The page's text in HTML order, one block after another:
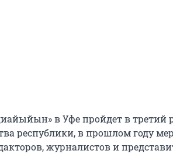
в Уфе пройдет в третий
республики, в прошлом году
журналистов и